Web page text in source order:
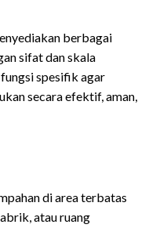
berbagai
sifat dan skala
spesifik agar
secara efektif, aman,
di area terbatas
atau ruang